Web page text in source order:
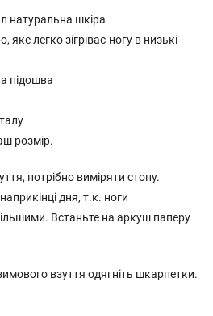
натуральна шкіра
легко зігріває ногу в низькі
підошва
розмір.
потрібно виміряти стопу.
дня, т.к. ноги
Встаньте на аркуш паперу
взуття одягніть шкарпетки.